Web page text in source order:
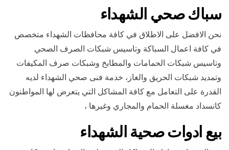
سباك صحي الشهداء
نحن الافضل على الاطلاق في كافة محافظات الشهداء متخصص
في كافة اعمال السباكة وتاسيس شبكات الصرف الصحي
وتاسيس شبكات الحمامات والمطابخ وشبكات صرف المكيفات
وتمديد شبكات الحريق والغاز، خدمة فنى صحي الشهداء لديه
القدرة على التعامل مع كافة المشاكل التي يتعرض لها المواطنون
كانسداد مغسلة الحمام والمجاري وغيرها ،
بيع ادوات صحية الشهداء